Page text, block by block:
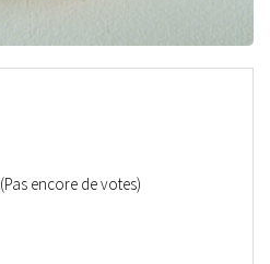
(Pas encore de votes)